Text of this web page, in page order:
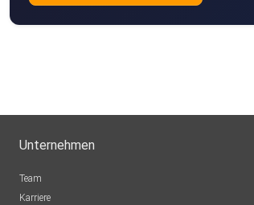
Unternehmen
Team
Karriere